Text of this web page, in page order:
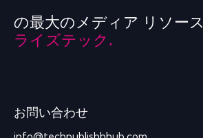
の最大のメディア リソース
ライズテック.
お問い合わせ